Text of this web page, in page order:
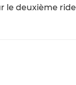
le deuxième